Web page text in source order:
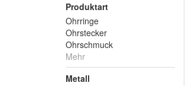
Produktart
Ohrringe
Ohrstecker
Ohrschmuck
Mehr
Metall